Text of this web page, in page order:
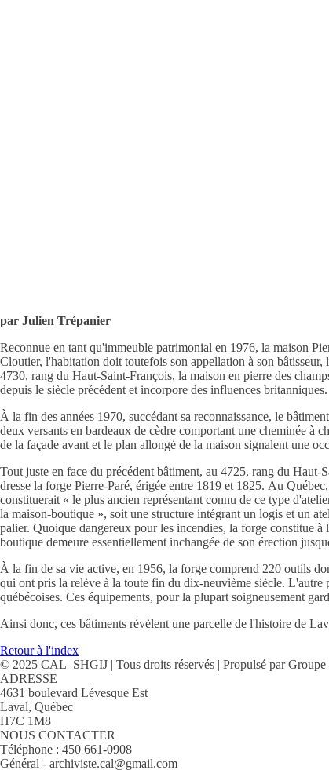
par Julien Trépanier
Reconnue en tant qu'immeuble patrimonial en 1976, la maison
Cloutier, l'habitation doit toutefois son appellation à son
4730, rang du Haut-Saint-François, la maison en pierre des
depuis le siècle précédent et incorpore des influences britanniques.
À la fin des années 1970, succédant sa reconnaissance, le
deux versants en bardeaux de cèdre comportant une cheminée à
de la façade avant et le plan allongé de la maison signalent une
Tout juste en face du précédent bâtiment, au 4725, rang du Haut-
dresse la forge Pierre-Paré, érigée entre 1819 et 1825. Au
constituerait « le plus ancien représentant connu de ce type
la maison-boutique », soit une structure intégrant un logis et un
palier. Quoique dangereux pour les incendies, la forge constitue
boutique demeure essentiellement inchangée de son érection
À la fin de sa vie active, en 1956, la forge comprend 220 outils
qui ont pris la relève à la toute fin du dix-neuvième siècle.
québécoises. Ces équipements, pour la plupart soigneusement
Ainsi donc, ces bâtiments révèlent une parcelle de l'histoire de
Retour à l'index
© 2025 CAL–SHGIJ | Tous droits réservés | Propulsé par
ADRESSE
4631 boulevard Lévesque Est
Laval, Québec
H7C 1M8
NOUS CONTACTER
Téléphone : 450 661-0908
Général - archiviste.cal@gmail.com